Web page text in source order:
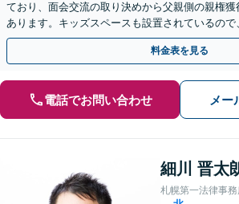
ており、面会交流の取り決めから父親側の親権
あります。キッズスペースも設置されているの
も安心してご相談にいらしてください【WEB面
料金表を見る
電話でお問い合わせ メー
細川 晋太
札幌第一法律事